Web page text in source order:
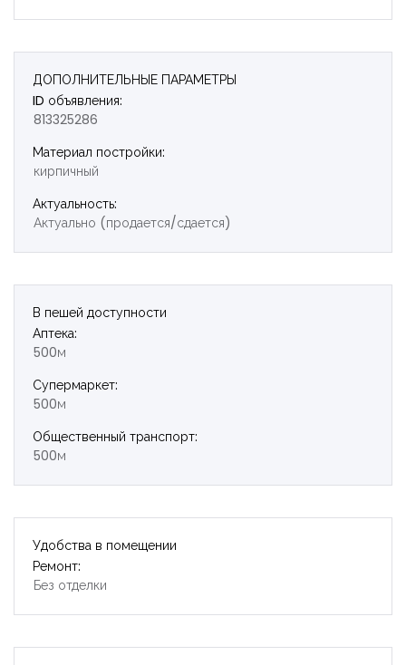
ДОПОЛНИТЕЛЬНЫЕ ПАРАМЕТРЫ
ID объявления:
813325286
Материал постройки:
кирпичный
Актуальность:
Актуально (продается/сдается)
В пешей доступности
Аптека:
500м
Супермаркет:
500м
Общественный транспорт:
500м
Удобства в помещении
Ремонт:
Без отделки